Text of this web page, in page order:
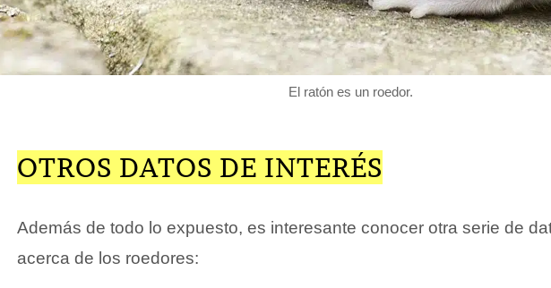
El ratón es un roedor.
OTROS DATOS DE INTERÉS
Además de todo lo expuesto, es interesante conocer otra serie de
acerca de los roedores: